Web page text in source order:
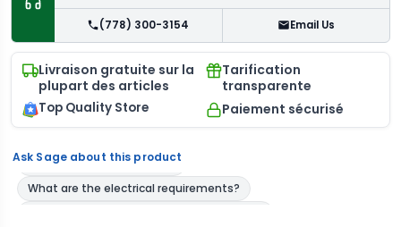
(778) 300-3154 Email Us
Livraison gratuite sur la
plupart des articles
Tarification
transparente
Top Quality Store Paiement sécurisé
Ask Sage about this product